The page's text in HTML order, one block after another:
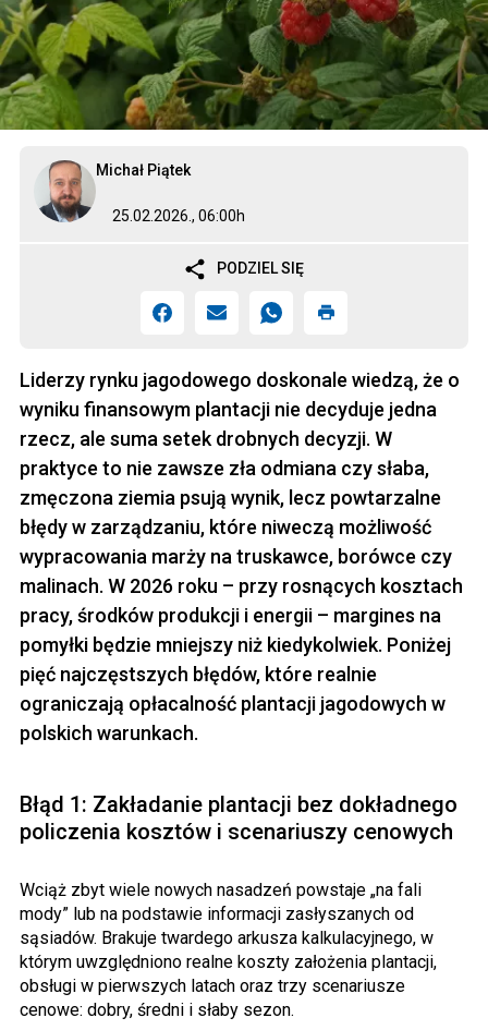
25.02.2026., 06:00h
Michał Piątek
PODZIEL SIĘ
Liderzy rynku jagodowego doskonale wiedzą, że o
wyniku finansowym plantacji nie decyduje jedna
rzecz, ale suma setek drobnych decyzji. W
praktyce to nie zawsze zła odmiana czy słaba,
zmęczona ziemia psują wynik, lecz powtarzalne
błędy w zarządzaniu, które niweczą możliwość
wypracowania marży na truskawce, borówce czy
malinach. W 2026 roku – przy rosnących kosztach
pracy, środków produkcji i energii – margines na
pomyłki będzie mniejszy niż kiedykolwiek. Poniżej
pięć najczęstszych błędów, które realnie
ograniczają opłacalność plantacji jagodowych w
polskich warunkach.
Błąd 1: Zakładanie plantacji bez dokładnego
policzenia kosztów i scenariuszy cenowych
Wciąż zbyt wiele nowych nasadzeń powstaje „na fali
mody” lub na podstawie informacji zasłyszanych od
sąsiadów. Brakuje twardego arkusza kalkulacyjnego, w
którym uwzględniono realne koszty założenia plantacji,
obsługi w pierwszych latach oraz trzy scenariusze
cenowe: dobry, średni i słaby sezon.